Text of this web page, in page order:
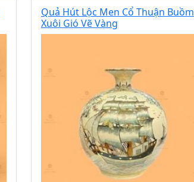
Quả Hút Lộc Men Cổ Thuận Buồm
Xuôi Gió Vẽ Vàng